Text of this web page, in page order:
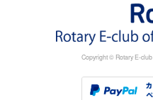
Copyright © Rotary E-